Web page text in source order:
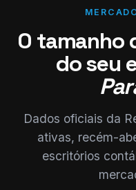
O tamanho
do seu
Dados oficiais da
ativas, recém-
escritórios